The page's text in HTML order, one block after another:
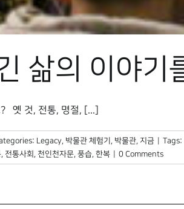
삶의 이야기
옛 것, 전통, 명절, [...]
Legacy, 박물관 체험기 , 박물관, 지금 Tags:
, 전통사회 , 천인천자문, 풍습, 한복 0 Comments